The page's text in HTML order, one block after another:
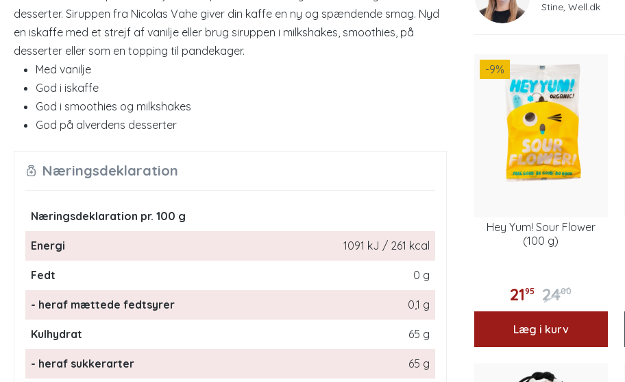
desserter. Siruppen fra Nicolas Vahe giver din kaffe en ny og spændende smag. Nyd
en iskaffe med et strejf af vanilje eller brug siruppen i milkshakes, smoothies, på
desserter eller som en topping til pandekager.
Med vanilje
God i iskaffe
God i smoothies og milkshakes
God på alverdens desserter
Næringsdeklaration
Næringsdeklaration pr. 100 g
Energi 1091 kJ / 261 kcal
Fedt 0 g
- heraf mættede fedtsyrer 0,1 g
Kulhydrat 65 g
- heraf sukkerarter 65 g
Stine, Well.dk
-9%
Hey Yum! Sour Flower
(100 g)
2195 2400
Læg i kurv